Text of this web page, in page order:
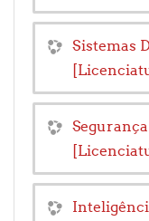
Sistemas